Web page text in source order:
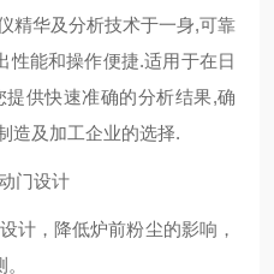
精华及分析技术于一身,可靠
性能和操作便捷.适用于在日
供快速准确的分析结果,确
造及加工企业的选择.
门设计
计，降低炉前粉尘的影响，